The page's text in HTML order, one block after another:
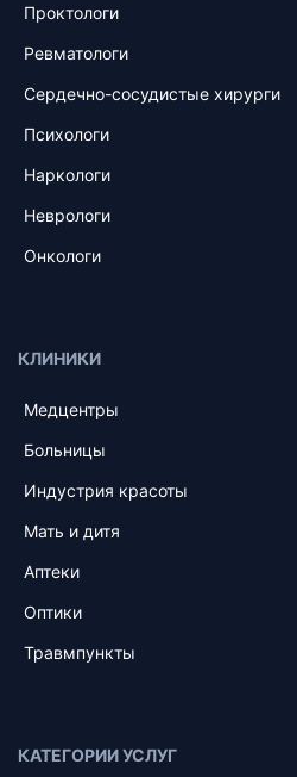
Проктологи
Ревматологи
Сердечно-сосудистые хирурги
Психологи
Наркологи
Неврологи
Онкологи
КЛИНИКИ
Медцентры
Больницы
Индустрия красоты
Мать и дитя
Аптеки
Оптики
Травмпункты
КАТЕГОРИИ УСЛУГ